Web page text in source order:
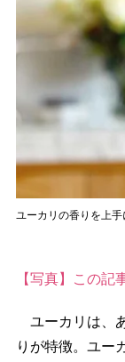
ユーカリの香りを上
【写真】この記
ユーカリは、
りが特徴。ユー